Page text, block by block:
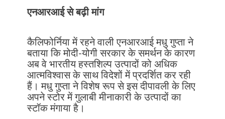
एनआरआई से बढ़ी मांग
कैलिफोर्निया में रहने वाली एनआरआई मधु गुप्ता ने
बताया कि मोदी-योगी सरकार के समर्थन के कारण
अब वे भारतीय हस्तशिल्प उत्पादों को अधिक
आत्मविश्वास के साथ विदेशों में प्रदर्शित कर रही
हैं। मधु गुप्ता ने विशेष रूप से इस दीपावली के लिए
अपने स्टोर में गुलाबी मीनाकारी के उत्पादों का
स्टॉक मंगाया है।